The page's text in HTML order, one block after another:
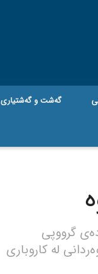
گه‌شت و گه‌شتیاری
گرووپی
لە کاروباری